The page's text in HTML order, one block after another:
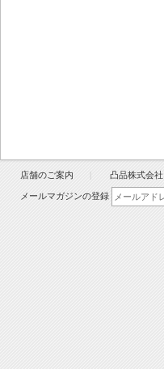
店舗のご案内 凸品株式会社
メールマガジンの登録